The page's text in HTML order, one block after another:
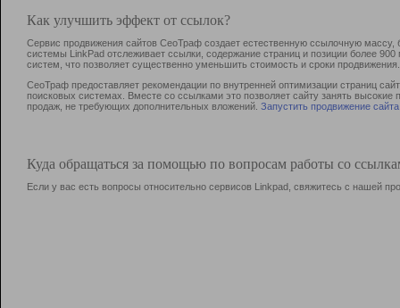
Как улучшить эффект от ссылок?
Сервис продвижения сайтов СеоТраф создает естественную ссылочную
системы LinkPad отслеживает ссылки, содержание страниц и позиции более
систем, что позволяет существенно уменьшить стоимость и сроки продвижения.
СеоТраф предоставляет рекомендации по внутренней оптимизации страниц
поисковых системах. Вместе со ссылками это позволяет сайту занять
продаж, не требующих дополнительных вложений. Запустить продвижение сайта
Куда обращаться за помощью по вопросам работы со
Если у вас есть вопросы относительно сервисов Linkpad, свяжитесь с нашей